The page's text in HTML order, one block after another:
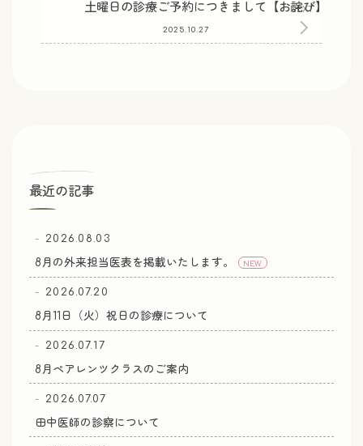
土曜日の診療ご予約につきまして【お詫び】
2025.10.27
最近の記事
2026.08.03
8月の外来担当医表を掲載いたします。 NEW
2026.07.20
8月11日（火）祝日の診療について
2026.07.17
8月ペアレンツクラスのご案内
2026.07.07
田中医師の診察について